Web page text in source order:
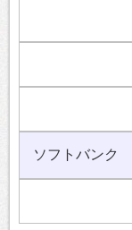
ソフトバンク